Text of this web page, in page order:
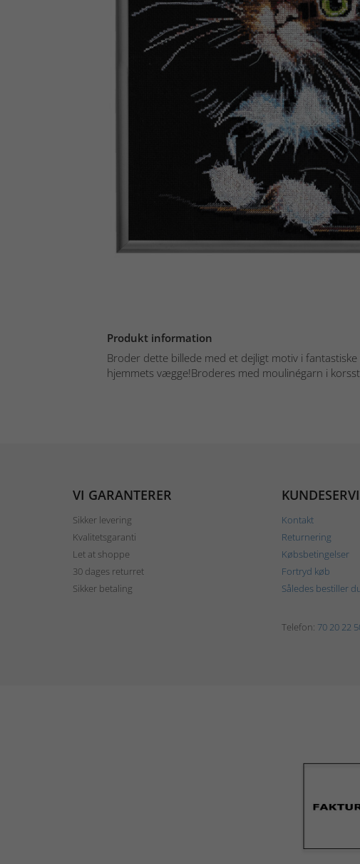
Produkt information
Broder dette billede med et dejligt motiv i
hjemmets vægge!Broderes med moulinégarn i
VI GARANTERER
Sikker levering
Kvalitetsgaranti
Let at shoppe
30 dages returret
Sikker betaling
Kontakt
Returnering
Købsbetingelser
Fortryd køb
Således bestiller
Telefon: 70 20 22